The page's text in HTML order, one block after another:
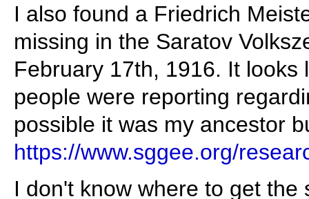
I also found a Friedrich
missing in the Saratov
February 17th, 1916. It looks
people were reporting
possible it was my ancestor
https://www.sggee.org/
I don't know where to get the